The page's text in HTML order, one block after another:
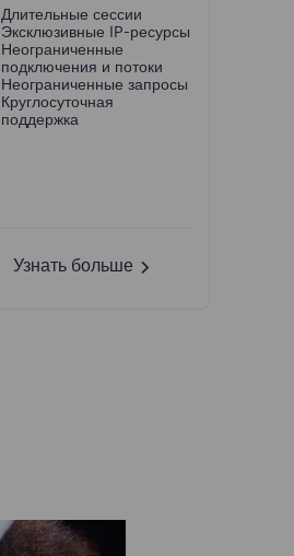
Длительные сессии
Эксклюзивные IP-ресурсы
Неограниченные
подключения и потоки
Неограниченные запросы
Круглосуточная
поддержка
Узнать больше